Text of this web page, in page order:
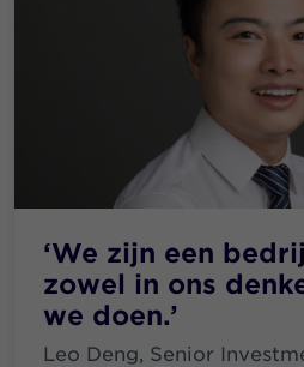
‘We zijn een
zowel in ons
we doen.’
Leo Deng, Senior